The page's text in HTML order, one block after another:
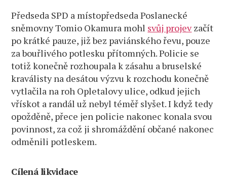
Předseda SPD a místopředseda Poslanecké
sněmovny Tomio Okamura mohl svůj projevzačít
po krátké pauze, již bez paviánského řevu, pouze
za bouřlivého potlesku přítomných. Policie se
totiž konečně rozhoupala k zásahu a bruselské
kraválisty na desátou výzvu k rozchodu konečně
vytlačila na roh Opletalovy ulice, odkud jejich
vřískot a randál už nebyl téměř slyšet. I když tedy
opožděně, přece jen policie nakonec konala svou
povinnost, za což ji shromáždění občané nakonec
odměnili potleskem.
Cílená likvidace